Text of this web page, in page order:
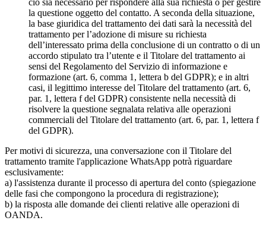
ciò sia necessario per rispondere alla sua richiesta o per gestire
la questione oggetto del contatto. A seconda della situazione,
la base giuridica del trattamento dei dati sarà la necessità del
trattamento per l’adozione di misure su richiesta
dell’interessato prima della conclusione di un contratto o di un
accordo stipulato tra l’utente e il Titolare del trattamento ai
sensi del Regolamento del Servizio di informazione e
formazione (art. 6, comma 1, lettera b del GDPR); e in altri
casi, il legittimo interesse del Titolare del trattamento (art. 6,
par. 1, lettera f del GDPR) consistente nella necessità di
risolvere la questione segnalata relativa alle operazioni
commerciali del Titolare del trattamento (art. 6, par. 1, lettera f
del GDPR).
Per motivi di sicurezza, una conversazione con il Titolare del
trattamento tramite l'applicazione WhatsApp potrà riguardare
esclusivamente:
a) l'assistenza durante il processo di apertura del conto (spiegazione
delle fasi che compongono la procedura di registrazione);
b) la risposta alle domande dei clienti relative alle operazioni di
OANDA.